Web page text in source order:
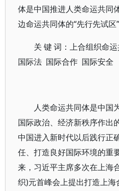
体是中国推进人类命运共同
边命运共同体的“先行先试区”
关 键 词：上合组织命
国际法 国际合作 国际安全
人类命运共同体是中国
国际政治、经济新秩序作
中国进入新时代以后践行正
任、打造良好国际环境的重
来，习近平主席多次在上海
织)元首峰会上提出打造上